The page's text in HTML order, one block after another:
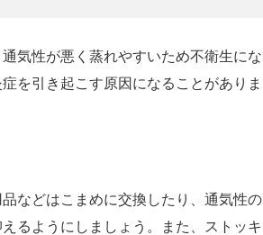
気性が悪く蒸れやすいため不衛生にな
を引き起こす原因になることがありま
などはこまめに交換したり、通気性の
るようにしましょう。また、ストッキ